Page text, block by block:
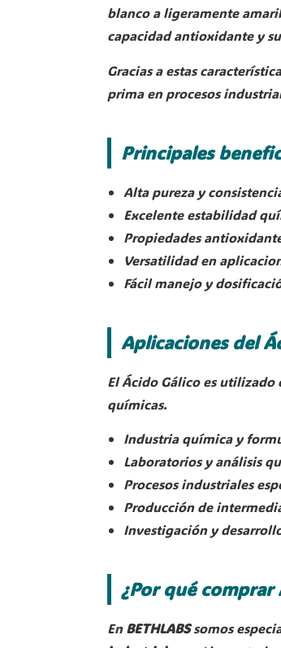
blanco a ligeramente
capacidad antioxidante y
Gracias a estas
prima en procesos
Principales
Alta pureza y
Excelente estabilidad
Propiedades
Versatilidad en
Fácil manejo y
Aplicaciones del
El Ácido Gálico es utilizado
químicas.
Industria química y
Laboratorios y análisis
Procesos industriales
Producción de
Investigación y
¿Por qué comprar
EnBETHLABSsomos